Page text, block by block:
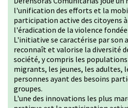
l'unification des efforts et la
participation active des citoyens
l'éradication de la violence
L'initiative se caractérise par son
reconnaît et valorise la diversité
société, y compris les
migrants, les jeunes, les adultes,
personnes ayant des besoins
groupes.
L'une des innovations les plus